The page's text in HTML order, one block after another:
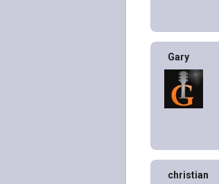
Gary
christian